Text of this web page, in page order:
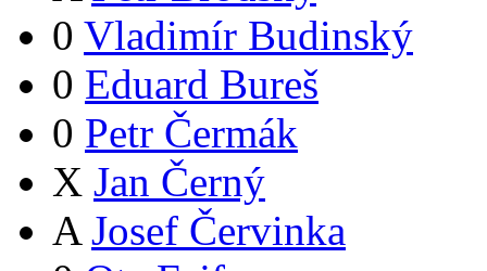
0 Vladimír Budinský
0 Eduard Bureš
0 Petr Čermák
X Jan Černý
A Josef Červinka